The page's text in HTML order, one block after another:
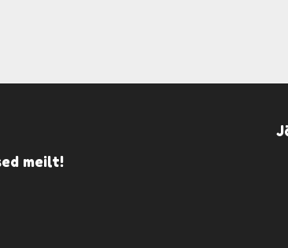
meilt!